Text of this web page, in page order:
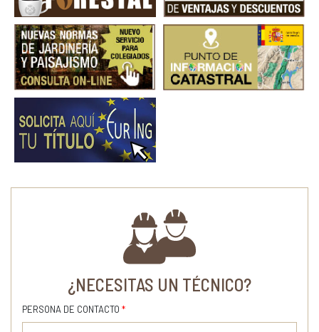
¿NECESITAS UN TÉCNICO?
PERSONA DE CONTACTO *